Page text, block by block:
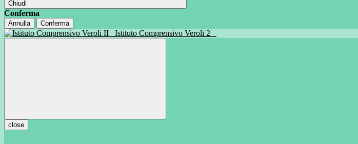
Chiudi
Conferma
Annulla Conferma
Istituto Comprensivo Veroli 2
close